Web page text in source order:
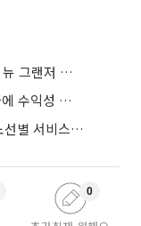
효율·AI 더했다…더 강하고 알뜰해진 ‘더 뉴 그랜저 하이브리드’
진에어, 2분기 영업손실 731억…“고유가에 수익성 악화”
새출발 트리니티항공, 재도약 나선다…노선별 서비스 차별화
0